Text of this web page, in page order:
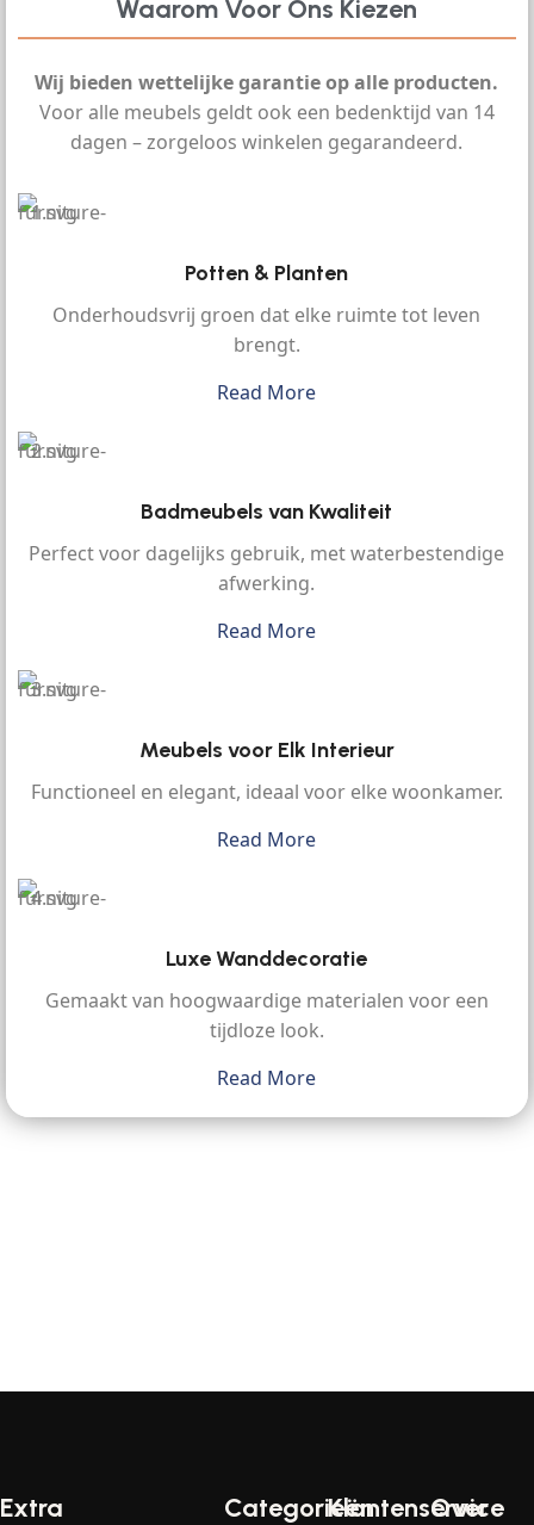
Waarom Voor Ons Kiezen
Wij bieden wettelijke garantie op alle producten.
Voor alle meubels geldt ook een bedenktijd van 14
dagen – zorgeloos winkelen gegarandeerd.
Potten & Planten
Onderhoudsvrij groen dat elke ruimte tot leven
brengt.
Read More
Badmeubels van Kwaliteit
Perfect voor dagelijks gebruik, met waterbestendige
afwerking.
Read More
Meubels voor Elk Interieur
Functioneel en elegant, ideaal voor elke woonkamer.
Read More
Luxe Wanddecoratie
Gemaakt van hoogwaardige materialen voor een
tijdloze look.
Read More
Extra CategorieënKlantenservice
Over